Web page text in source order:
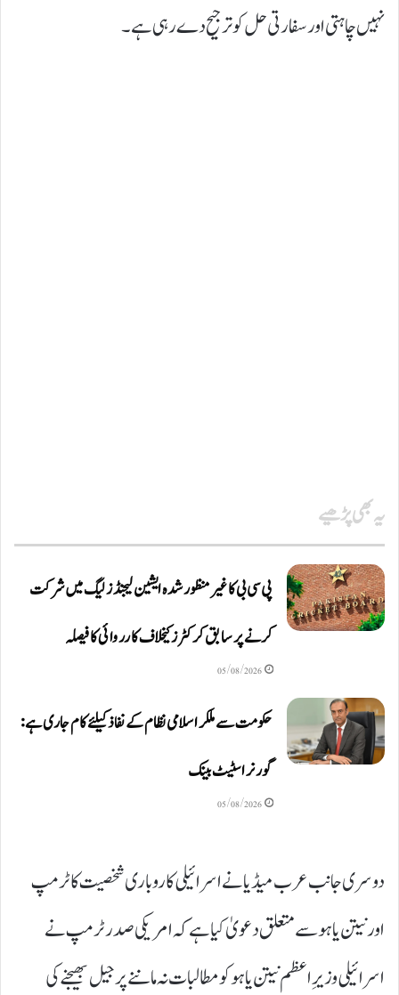
نہیں چاہتی اور سفارتی حل کو ترجیح دے رہی ہے۔
یہ بھی پڑھیے
پی سی بی کا غیر منظور شدہ ایشین لیجنڈز لیگ میں شرکت
کرنے پر سابق کرکٹرز کیخلاف کارروائی کا فیصلہ
05/08/2026
حکومت سے ملکر اسلامی نظام کے نفاذ کیلئے کام جاری ہے:
گورنر اسٹیٹ بینک
05/08/2026
دوسری جانب عرب میڈیا نے اسرائیلی کاروباری شخصیت کا ٹرمپ
اور نیتن یاہو سے متعلق دعویٰ کیا ہے کہ امریکی صدر ٹرمپ نے
اسرائیلی وزیرِ اعظم نیتن یاہو کو مطالبات نہ ماننے پر جیل بھیجنے کی